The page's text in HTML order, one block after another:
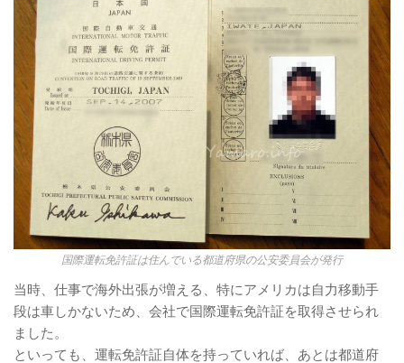
国際運転免許証は住んでいる都道府県の公安委員会が発行
当時、仕事で海外出張が増える、特にアメリカは自力移動手
段は車しかないため、会社で国際運転免許証を取得させられ
ました。
といっても、運転免許証自体を持っていれば、あとは都道府